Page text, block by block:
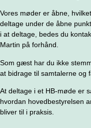
Vores møder er åbne,
deltage under de åbne
i at deltage, bedes du
Martin på forhånd.
Som gæst har du ikke
at bidrage til samtalerne og
At deltage i et HB-møde er
hvordan hovedbestyrelsen
bliver til i praksis.